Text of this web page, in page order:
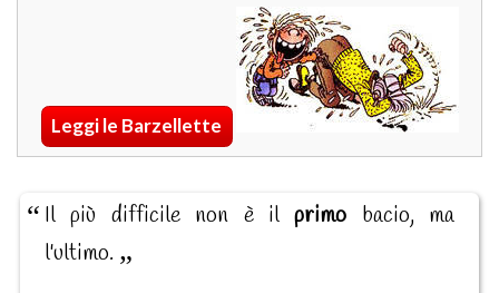
Leggi le Barzellette
Il più difficile non è ilprimo bacio, ma
l'ultimo.